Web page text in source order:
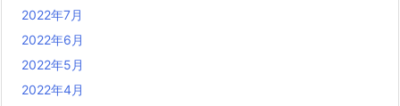
2022年7月
2022年6月
2022年5月
2022年4月